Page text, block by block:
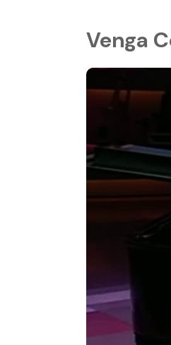
Venga